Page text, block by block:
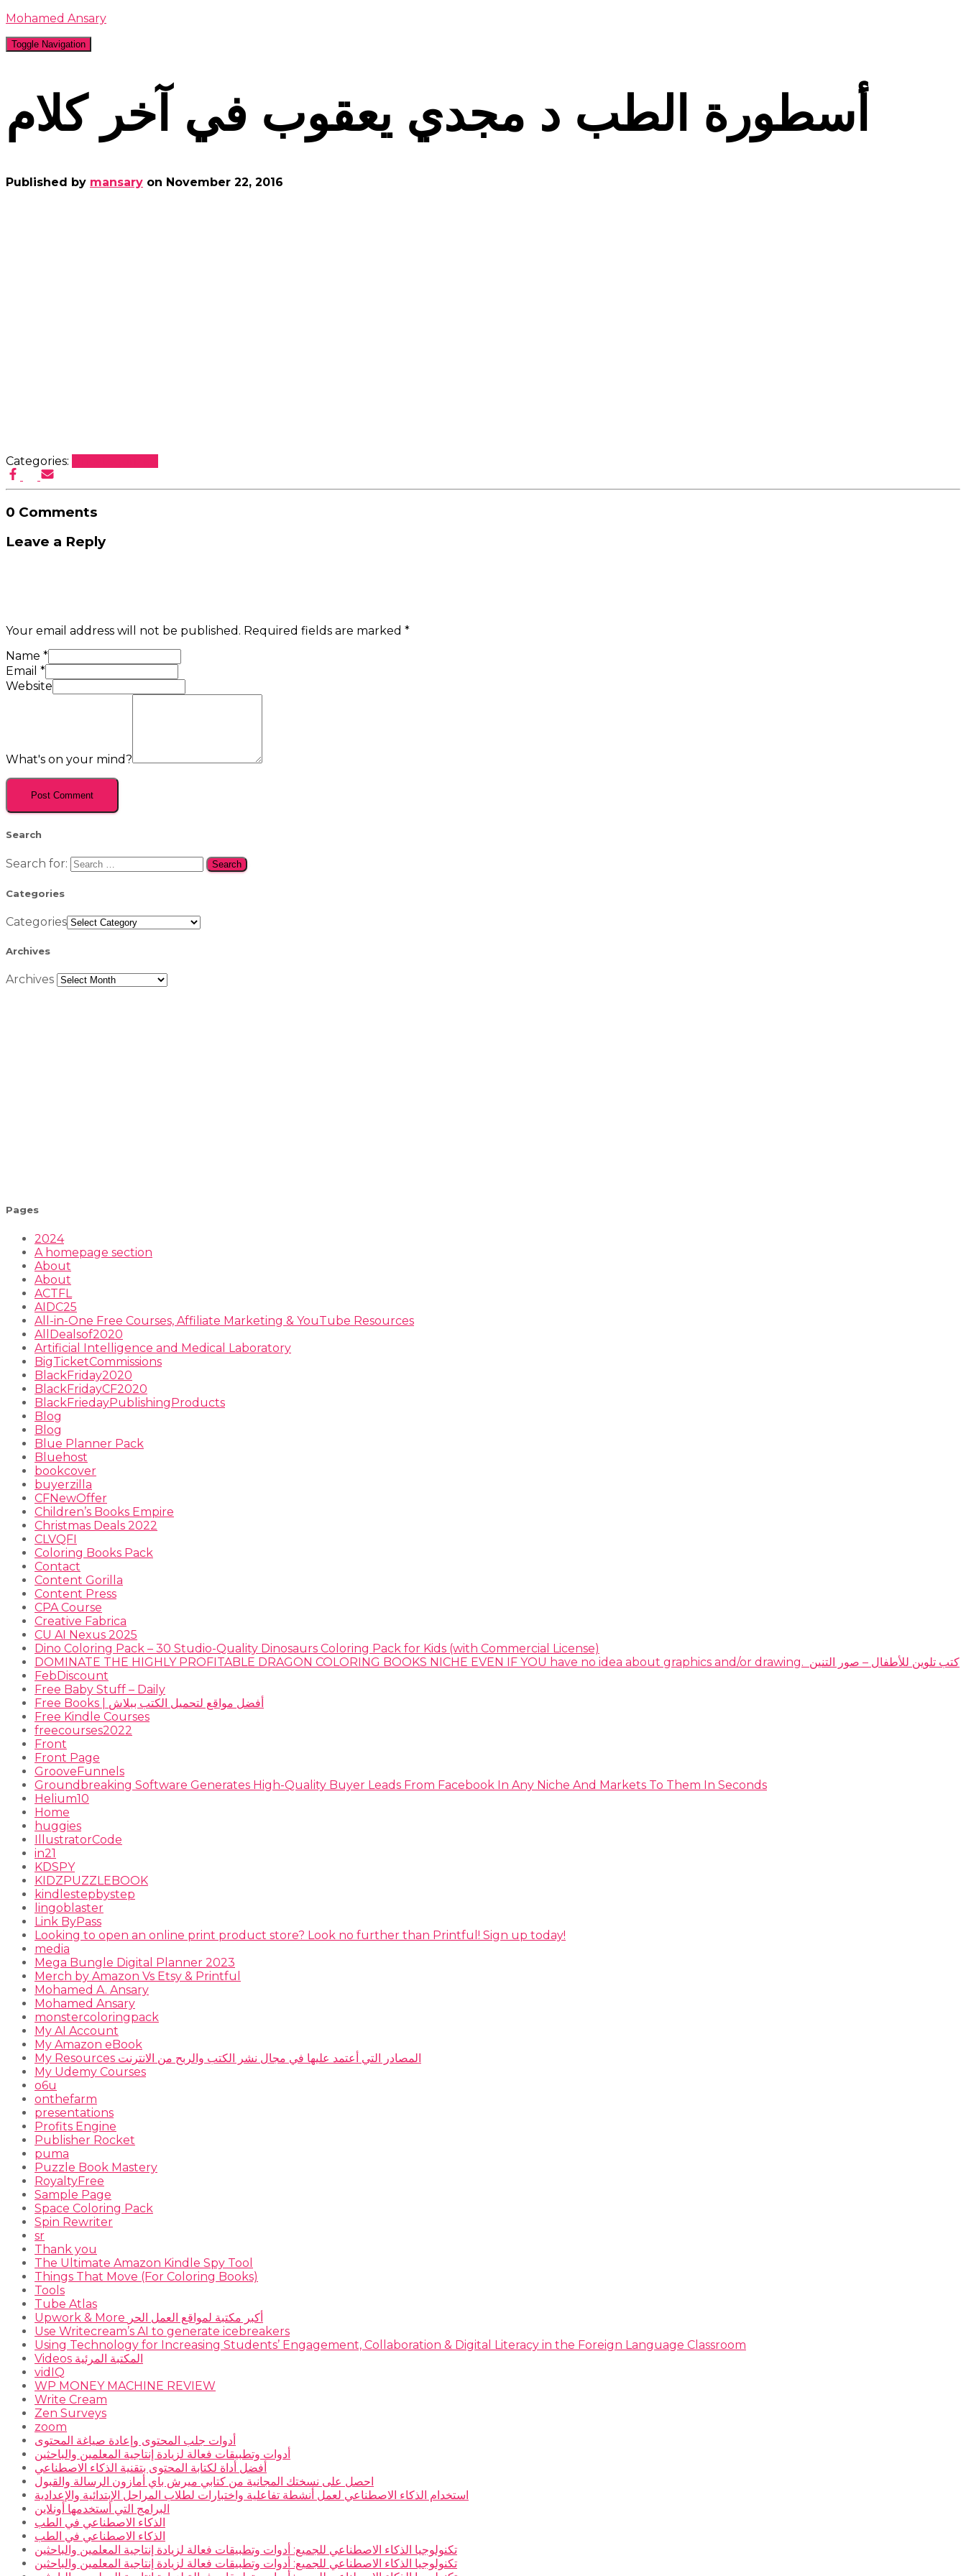
Mohamed Ansary
Toggle Navigation
أسطورة الطب د مجدي يعقوب في آخر كلام
Published by mansary on November 22, 2016
Categories:
0 Comments
Leave a Reply
Your email address will not be published. Required fields are marked *
Name *
Email *
Website
What's on your mind?
Search
Search for:
Categories
Categories
Archives
Archives
Pages
2024
A homepage section
About
About
ACTFL
AIDC25
All-in-One Free Courses, Affiliate Marketing & YouTube Resources
AllDealsof2020
Artificial Intelligence and Medical Laboratory
BigTicketCommissions
BlackFriday2020
BlackFridayCF2020
BlackFriedayPublishingProducts
Blog
Blog
Blue Planner Pack
Bluehost
bookcover
buyerzilla
CFNewOffer
Children’s Books Empire
Christmas Deals 2022
CLVQFI
Coloring Books Pack
Contact
Content Gorilla
Content Press
CPA Course
Creative Fabrica
CU AI Nexus 2025
Dino Coloring Pack – 30 Studio-Quality Dinosaurs Coloring Pack for Kids (with Commercial License)
DOMINATE THE HIGHLY PROFITABLE DRAGON COLORING BOOKS NICHE EVEN IF YOU have no idea about graphics and/or drawing. ​ كتب تلوين للأطفال – صور التنين
FebDiscount
Free Baby Stuff – Daily
Free Books | أفضل مواقع لتحميل الكتب ببلاش
Free Kindle Courses
freecourses2022
Front
Front Page
GrooveFunnels
Groundbreaking Software Generates High-Quality Buyer Leads From Facebook In Any Niche And Markets To Them In Seconds
Helium10
Home
huggies
IllustratorCode
in21
KDSPY
KIDZPUZZLEBOOK
kindlestepbystep
lingoblaster
Link ByPass
Looking to open an online print product store? Look no further than Printful! Sign up today!
media
Mega Bungle Digital Planner 2023
Merch by Amazon Vs Etsy & Printful
Mohamed A. Ansary
Mohamed Ansary
monstercoloringpack
My AI Account
My Amazon eBook
My Resources المصادر التي أعتمد عليها في مجال نشر الكتب والربح من الانترنت
My Udemy Courses
o6u
onthefarm
presentations
Profits Engine
Publisher Rocket
puma
Puzzle Book Mastery
RoyaltyFree
Sample Page
Space Coloring Pack
Spin Rewriter
sr
Thank you
The Ultimate Amazon Kindle Spy Tool
Things That Move (For Coloring Books)
Tools
Tube Atlas
Upwork & More أكبر مكتبة لمواقع العمل الحر
Use Writecream’s AI to generate icebreakers
Using Technology for Increasing Students’ Engagement, Collaboration & Digital Literacy in the Foreign Language Classroom
Videos المكتبة المرئية
vidIQ
WP MONEY MACHINE REVIEW
Write Cream
Zen Surveys
zoom
أدوات جلب المحتوى وإعادة صياغة المحتوى
أدوات وتطبيقات فعالة لزيادة إنتاجية المعلمين والباحثين
أفضل أداة لكتابة المحتوى بتقنية الذكاء الاصطناعي
احصل على نسختك المجانية من كتابي ميرش باي أمازون الرسالة والقبول
استخدام الذكاء الاصطناعي لعمل أنشطة تفاعلية واختبارات لطلاب المراحل الإبتدائية والإعدادية
البرامج التي أستخدمها أونلاين
الذكاء الاصطناعي في الطب
الذكاء الاصطناعي في الطب
تكنولوجيا الذكاء الاصطناعي للجميع: أدوات وتطبيقات فعالة لزيادة إنتاجية المعلمين والباحثين
تكنولوجيا الذكاء الاصطناعي للجميع: أدوات وتطبيقات فعالة لزيادة إنتاجية المعلمين والباحثين